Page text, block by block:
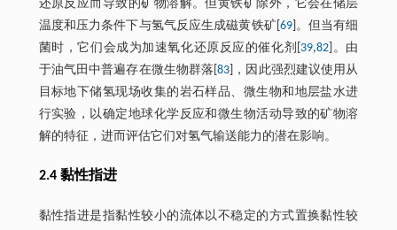
还原反应而导致的矿物溶解。但黄铁矿除外，它会在储层
温度和压力条件下与氢气反应生成磁黄铁矿[ 69]。但当有细
菌时，它们会成为加速氧化还原反应的催化剂[ 39,82 ]。由
于油气田中普遍存在微生物群落[83 ]，因此强烈建议使用从
目标地下储氢现场收集的岩石样品、微生物和地层盐水进
行实验，以确定地球化学反应和微生物活动导致的矿物溶
解的特征，进而评估它们对氢气输送能力的潜在影响。
2.4 黏性指进
黏性指进是指黏性较小的流体以不稳定的方式置换黏性较